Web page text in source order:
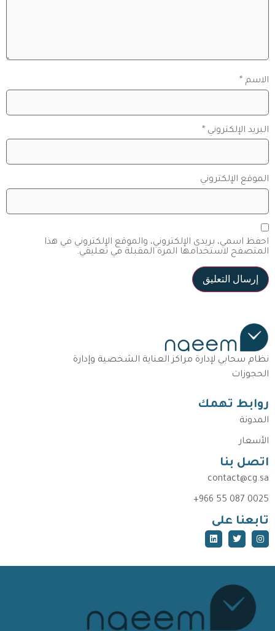
الاسم *
البريد الإلكتروني *
الموقع الإلكتروني
احفظ اسمي، بريدي الإلكتروني، والموقع الإلكتروني في هذا
المتصفح لاستخدامها المرة المقبلة في تعليقي.
نظام سحابي لإدارة مراكز العناية الشخصية وإدارة
الحجوزات
روابط تهمك
المدونة
الأسعار
اتصل بنا
contact@cg.sa
+966 55 087 0025
تابعنا على